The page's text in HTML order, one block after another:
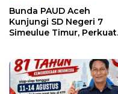
Bunda PAUD Aceh
Kunjungi SD Negeri 7
Simeulue Timur, Perkuat